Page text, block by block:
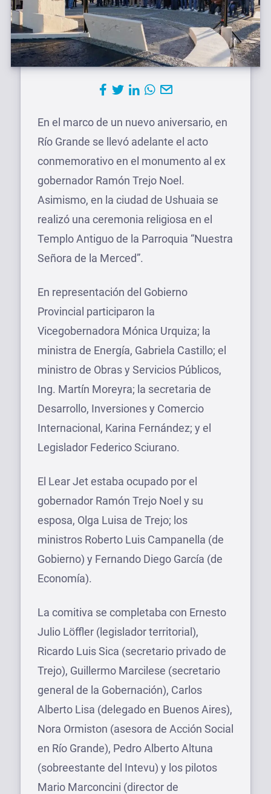
En el marco de un nuevo aniversario, en
Río Grande se llevó adelante el acto
conmemorativo en el monumento al ex
gobernador Ramón Trejo Noel.
Asimismo, en la ciudad de Ushuaia se
realizó una ceremonia religiosa en el
Templo Antiguo de la Parroquia “Nuestra
Señora de la Merced”.
En representación del Gobierno
Provincial participaron la
Vicegobernadora Mónica Urquiza; la
ministra de Energía, Gabriela Castillo; el
ministro de Obras y Servicios Públicos,
Ing. Martín Moreyra; la secretaria de
Desarrollo, Inversiones y Comercio
Internacional, Karina Fernández; y el
Legislador Federico Sciurano.
El Lear Jet estaba ocupado por el
gobernador Ramón Trejo Noel y su
esposa, Olga Luisa de Trejo; los
ministros Roberto Luis Campanella (de
Gobierno) y Fernando Diego García (de
Economía).
La comitiva se completaba con Ernesto
Julio Löffler (legislador territorial),
Ricardo Luis Sica (secretario privado de
Trejo), Guillermo Marcilese (secretario
general de la Gobernación), Carlos
Alberto Lisa (delegado en Buenos Aires),
Nora Ormiston (asesora de Acción Social
en Río Grande), Pedro Alberto Altuna
(sobreestante del Intevu) y los pilotos
Mario Marconcini (director de